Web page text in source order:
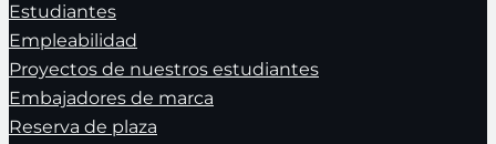
Estudiantes
Empleabilidad
Proyectos de nuestros estudiantes
Embajadores de marca
Reserva de plaza